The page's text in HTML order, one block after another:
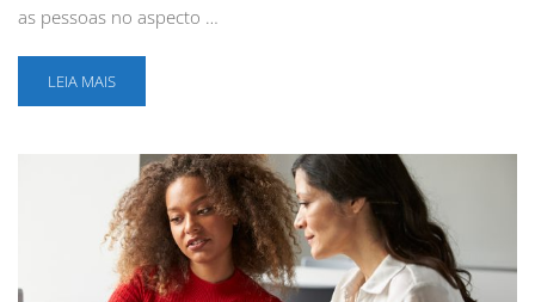
as pessoas no aspecto …
LEIA MAIS